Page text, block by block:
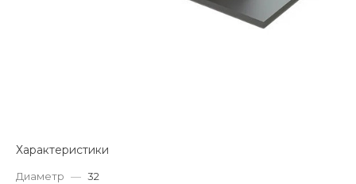
Характеристики
Диаметр — 32